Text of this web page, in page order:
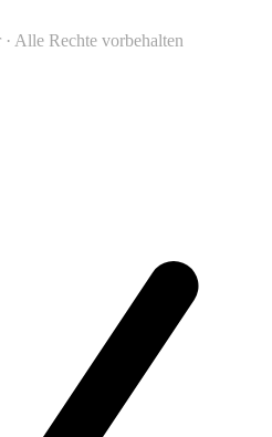
Alle Rechte vorbehalten